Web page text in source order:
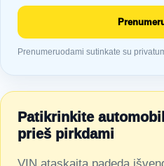
Prenumeruodami sutinkate su
Patikrinkite
prieš pirkdami